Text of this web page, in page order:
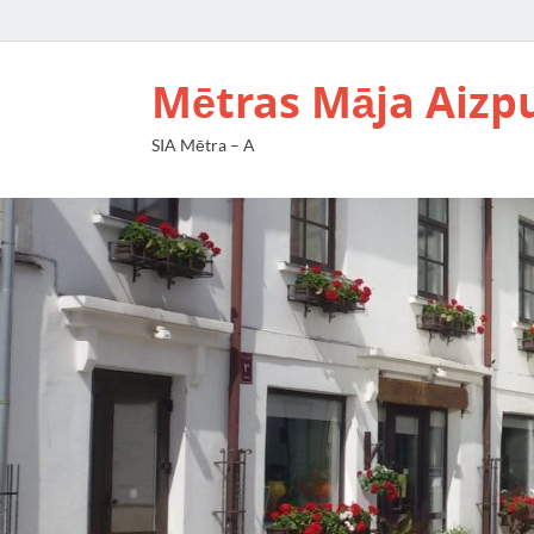
Mētras Māja
SIA Mētra – A